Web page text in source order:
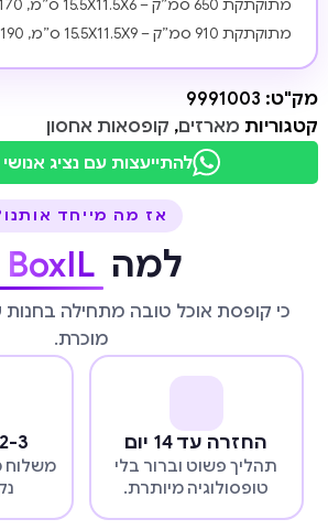
מתוקתקת 650 סמ”ק – 15.5X11.5X6 ס”מ, 170 גרם
מתוקתקת 910 סמ”ק – 15.5X11.5X9 ס”מ, 190 גרם
מק"ט: 9991003
קטגוריות מארזים, קופסאות אחסון
להתייעצות עם נציג
אז מה מייחד
למה BoxIL
כי קופסת אוכל טובה מתחילה
מוכרת.
החזרה עד 14 יום
תהליך פשוט וברור בלי
טופסולוגיה מיותרת.
2-3 ימי עסקים
משלוח